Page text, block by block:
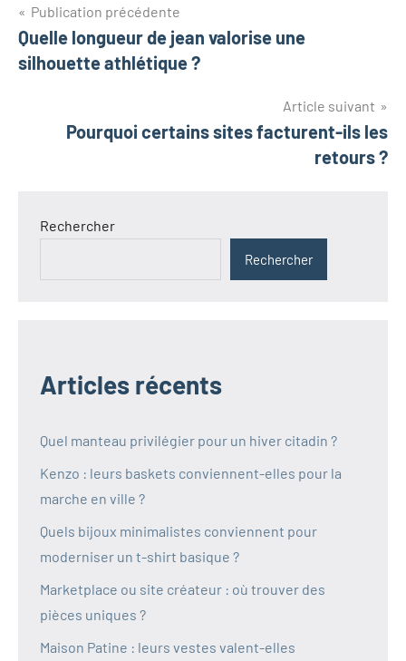
Navigation
de
Publication précédente
Quelle longueur de jean valorise une
silhouette athlétique ?
Article suivant
Pourquoi certains sites facturent-ils les
retours ?
Rechercher
Rechercher
Articles récents
Quel manteau privilégier pour un hiver citadin ?
Kenzo : leurs baskets conviennent-elles pour la
marche en ville ?
Quels bijoux minimalistes conviennent pour
moderniser un t-shirt basique ?
Marketplace ou site créateur : où trouver des
pièces uniques ?
Maison Patine : leurs vestes valent-elles